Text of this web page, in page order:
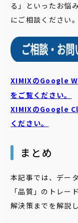
る」といったお悩
にご相談ください。
XIMIXのGoogle
をご覧ください。
XIMIXのGoogle
ください。
まとめ
本記事では、デー
「品質」のトレー
解決策までを解説